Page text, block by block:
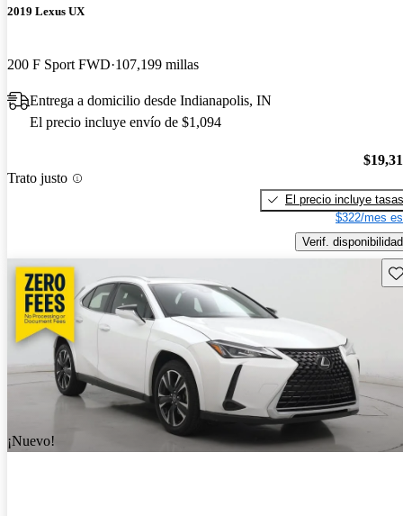
2019 Lexus UX
200 F Sport FWD 107,199 millas
Entrega a domicilio desde Indianapolis, IN
El precio incluye envío de $1,094
Trato justo
El precio incluye tasas
$322/mes
Verif. disponibilidad
¡Nuevo!